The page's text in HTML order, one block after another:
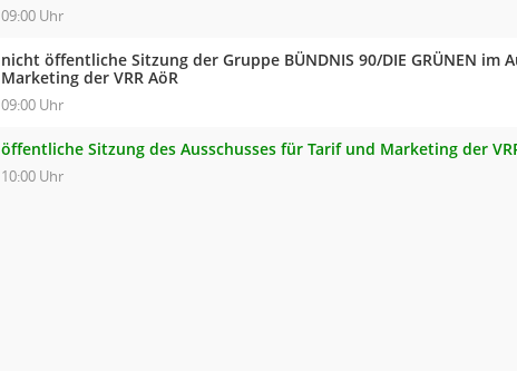
09:00 Uhr
nicht öffentliche Sitzung der Gruppe BÜNDNIS 90/DIE GRÜNEN im
Marketing der VRR AöR
09:00 Uhr
öffentliche Sitzung des Ausschusses für Tarif und Marketing der
10:00 Uhr